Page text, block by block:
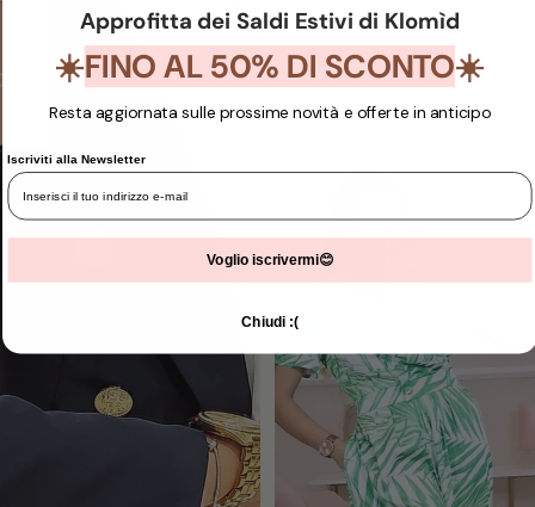
Set
completo
Ambria
- 50%
Approfitta dei Saldi Estivi di Klomìd
☀️FINO AL 50% DI SCONTO☀️
Resta aggiornata sulle prossime novità e offerte in anticipo
Iscriviti alla Newsletter
Voglio iscrivermi😊
Chiudi :(